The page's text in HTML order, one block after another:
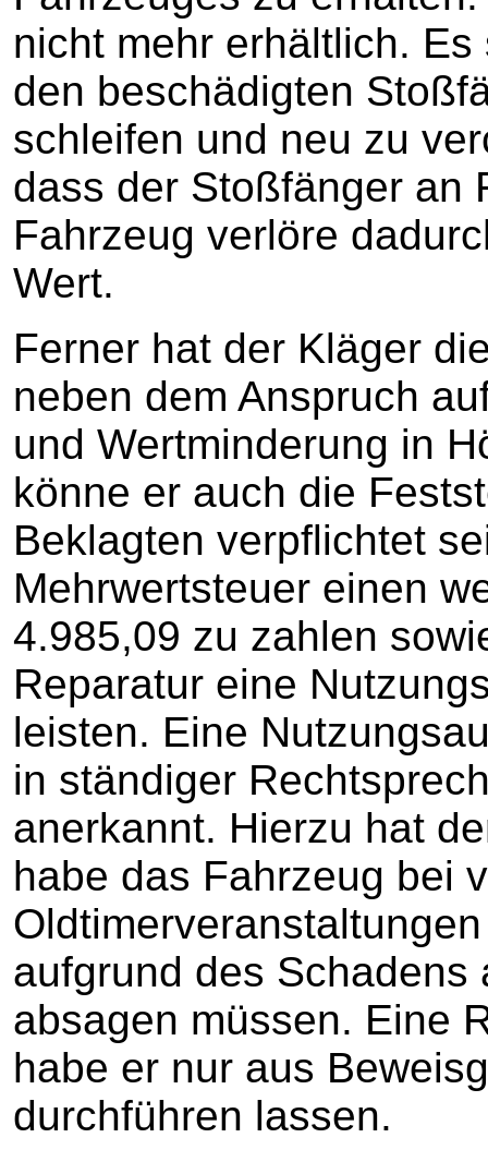
nicht mehr erhältlich.
den beschädigten
schleifen und neu zu
dass der Stoßfänger an
Fahrzeug verlöre
Wert.
Ferner hat der Kläger
neben dem Anspruch
und Wertminderung in
könne er auch die
Beklagten verpflichtet
Mehrwertsteuer einen
4.985,09 zu zahlen
Reparatur eine
leisten. Eine
in ständiger
anerkannt. Hierzu hat
habe das Fahrzeug bei
aufgrund des Schadens
absagen müssen. Eine
habe er nur aus
durchführen lassen.